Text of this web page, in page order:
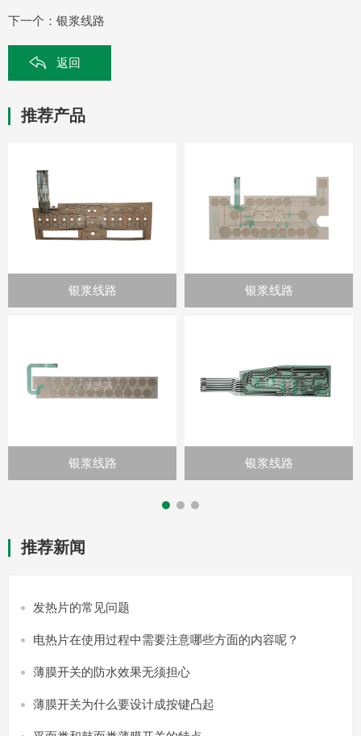
下一个： 银浆线路
返回
推荐产品
银浆线路
银浆线路
银浆线路
银浆线路
推荐新闻
发热片的常见问题
电热片在使用过程中需要注意哪些方面的内容呢？
薄膜开关的防水效果无须担心
薄膜开关为什么要设计成按键凸起